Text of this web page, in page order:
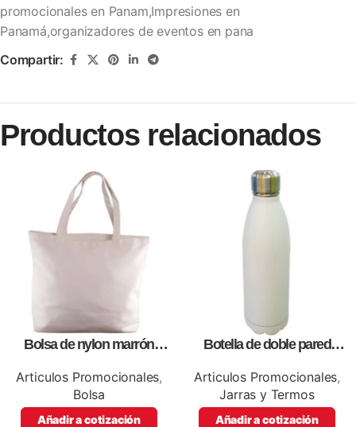
promocionales en Panam,Impresiones en
Panamá,organizadores de eventos en pana
Compartir:
Productos relacionados
Bolsa de nylon marrón
color
Articulos Promocionales,
Bolsa
Añadir a cotización
Botella de doble pared
promocionales
Articulos Promocionales,
Jarras y Termos
Añadir a cotización